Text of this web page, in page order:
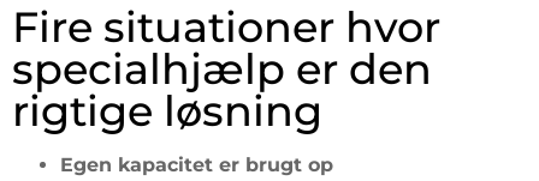
Fire situationer hvor
specialhjælp er den
rigtige løsning
Egen kapacitet er brugt op